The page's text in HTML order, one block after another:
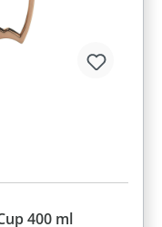
400 ml